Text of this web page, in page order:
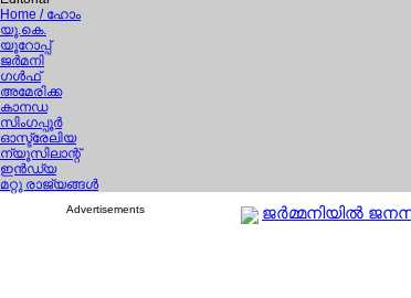
Home / ഹോം
യൂ.കെ.
യൂറോപ്പ്
ജര്‍മനി
ഗള്‍ഫ്
അമേരിക്ക
കാനഡ
സിംഗപ്പൂര്‍
ഓസ്ട്രേലിയ
ന്യൂസിലാന്റ്
ഇന്‍ഡ്യ
മറ്റു രാജ്യങ്ങള്‍
Advertisements ജര്‍മ്മനിയില്‍